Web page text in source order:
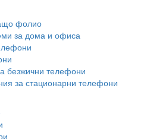
фолио
за дома и офиса
безжични телефони
за стационарни телефони